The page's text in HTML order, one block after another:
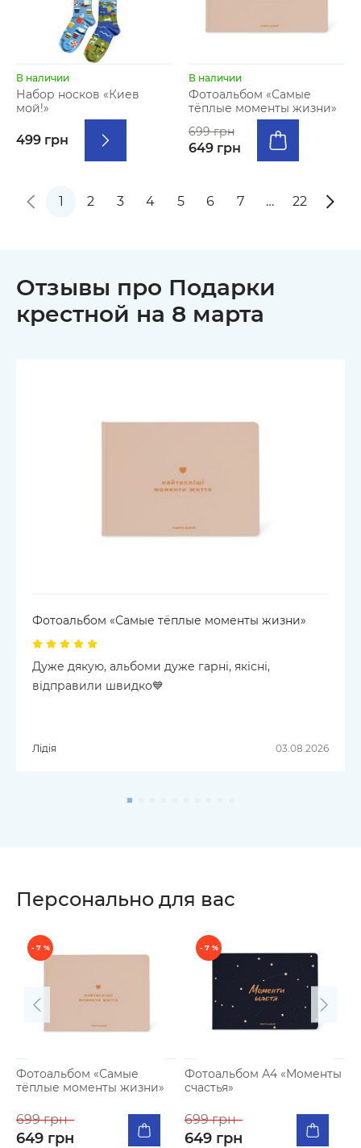
В наличии
Набор носков «Киев
мой!»
499 грн
В наличии
Фотоальбом «Самые
тёплые моменты жизни»
699 грн
649 грн
1 2 3 4 5 6 7 … 22
Отзывы про Подарки
крестной на 8 марта
Фотоальбом «Самые тёплые моменты жизни»
Дуже дякую, альбоми дуже гарні, якісні,
відправили швидко💙
Лідія 03.08.2026
Персонально для вас
- 7 %
Фотоальбом «Самые
тёплые моменты жизни»
699 грн
649 грн
- 7 %
Фотоальбом А4 «Моменты
счастья»
699 грн
649 грн